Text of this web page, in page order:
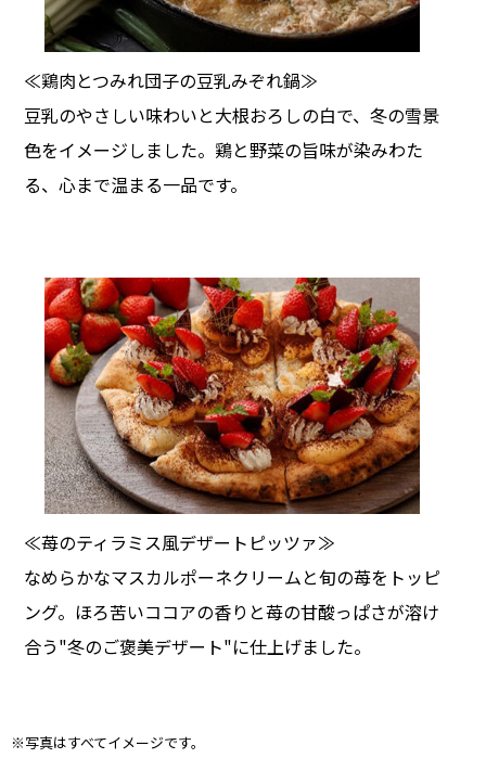
≪鶏肉とつみれ団子の豆乳みぞれ鍋≫
豆乳のやさしい味わいと大根おろしの白で、冬の雪景
色をイメージしました。鶏と野菜の旨味が染みわた
る、心まで温まる一品です。
≪苺のティラミス風デザートピッツァ≫
なめらかなマスカルポーネクリームと旬の苺をトッピ
ング。ほろ苦いココアの香りと苺の甘酸っぱさが溶け
合う"冬のご褒美デザート"に仕上げました。
※写真はすべてイメージです。